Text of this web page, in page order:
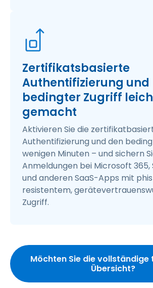
Zertifikatsbasierte
Authentifizierung und
bedingter Zugriff
gemacht
Aktivieren Sie die
Authentifizierung und den
wenigen Minuten – und sichern
Anmeldungen bei Microsoft 365,
und anderen SaaS-Apps mit
resistentem,
Zugriff.
Möchten Sie die vollständige
Übersicht?